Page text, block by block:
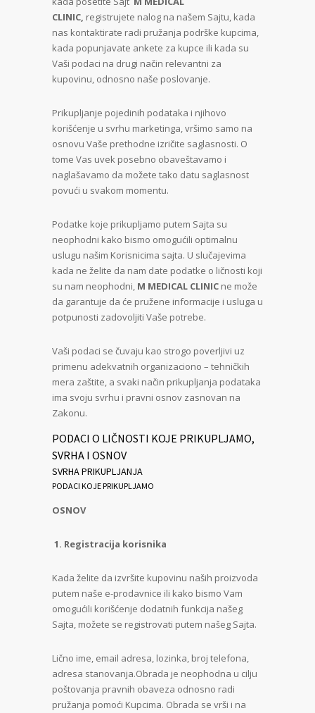
CLINIC, registrujete nalog na našem Sajtu, kada
nas kontaktirate radi pružanja podrške kupcima,
kada popunjavate ankete za kupce ili kada su
Vaši podaci na drugi način relevantni za
kupovinu, odnosno naše poslovanje.
Prikupljanje pojedinih podataka i njihovo
korišćenje u svrhu marketinga, vršimo samo na
osnovu Vaše prethodne izričite saglasnosti. O
tome Vas uvek posebno obaveštavamo i
naglašavamo da možete tako datu saglasnost
povući u svakom momentu.
Podatke koje prikupljamo putem Sajta su
neophodni kako bismo omogućili optimalnu
uslugu našim Korisnicima sajta. U slučajevima
kada ne želite da nam date podatke o ličnosti koji
su nam neophodni, M MEDICAL CLINIC ne može
da garantuje da će pružene informacije i usluga u
potpunosti zadovoljiti Vaše potrebe.
Vaši podaci se čuvaju kao strogo poverljivi uz
primenu adekvatnih organizaciono – tehničkih
mera zaštite, a svaki način prikupljanja podataka
ima svoju svrhu i pravni osnov zasnovan na
Zakonu.
PODACI O LIČNOSTI KOJE PRIKUPLJAMO,
SVRHA I OSNOV
SVRHA PRIKUPLJANJA
PODACI KOJE PRIKUPLJAMO
OSNOV
1. Registracija korisnika
Kada želite da izvršite kupovinu naših proizvoda
putem naše e-prodavnice ili kako bismo Vam
omogućili korišćenje dodatnih funkcija našeg
Sajta, možete se registrovati putem našeg Sajta.
Lično ime, email adresa, lozinka, broj telefona,
adresa stanovanja.Obrada je neophodna u cilju
poštovanja pravnih obaveza odnosno radi
pružanja pomoći Kupcima. Obrada se vrši i na